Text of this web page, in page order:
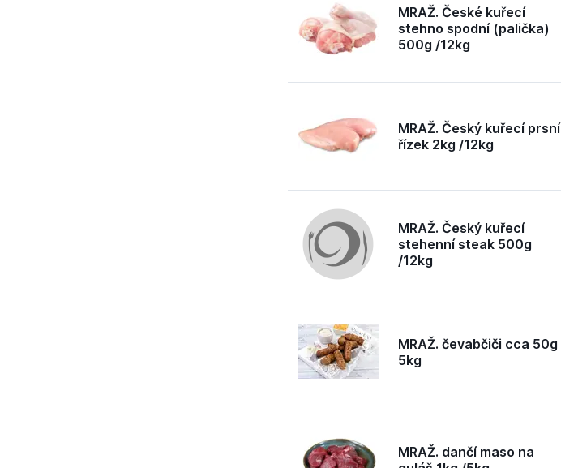
MRAŽ. České kuřecí
stehno spodní (palička)
500g /12kg
MRAŽ. Český kuřecí prsní
řízek 2kg /12kg
MRAŽ. Český kuřecí
stehenní steak 500g
/12kg
MRAŽ. čevabčiči cca 50g
5kg
MRAŽ. dančí maso na